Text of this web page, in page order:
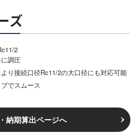
ズ
2
調圧
り接続口径Rc11/2の大口径にも対応可能
でスムース
納期算出ページへ